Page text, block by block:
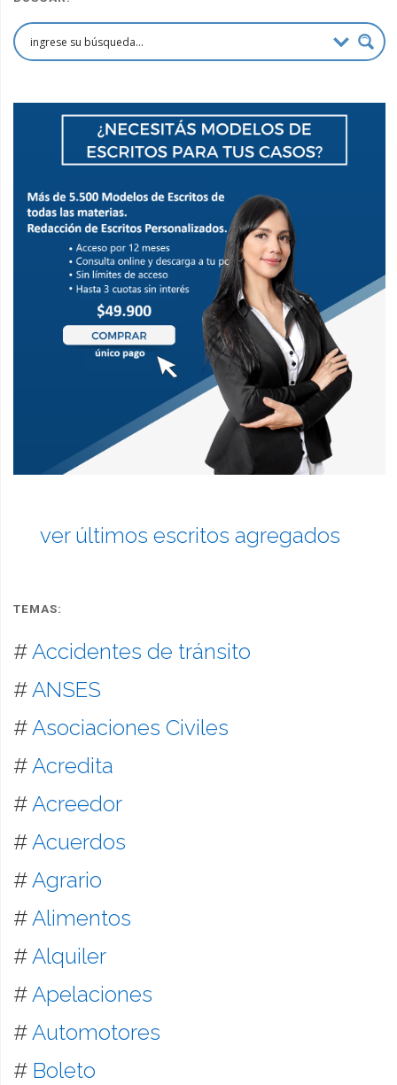
ver últimos escritos agregados
TEMAS:
#Accidentes de tránsito
#ANSES
#Asociaciones Civiles
#Acredita
#Acreedor
#Acuerdos
#Agrario
#Alimentos
#Alquiler
#Apelaciones
#Automotores
# Boleto